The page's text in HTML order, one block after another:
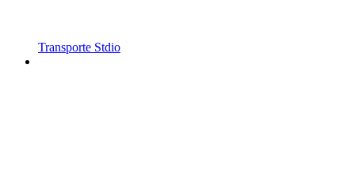
Transporte Stdio